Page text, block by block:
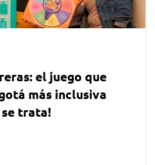
el juego que
más inclusiva
se trata!